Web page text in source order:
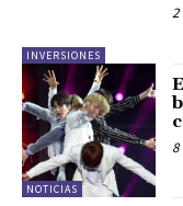
INVERSIONES
2
NOTICIAS